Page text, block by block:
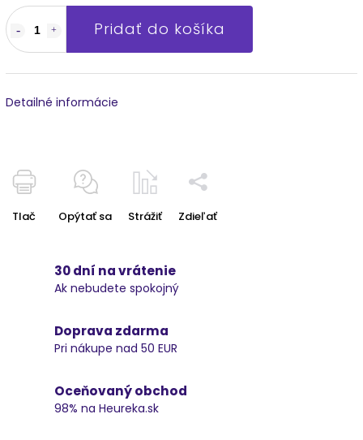
Pridať do košíka
Detailné informácie
Tlač Opýtať sa Strážiť Zdieľať
30 dní na vrátenie
Ak nebudete spokojný
Doprava zdarma
Pri nákupe nad 50 EUR
Oceňovaný obchod
98% na Heureka.sk